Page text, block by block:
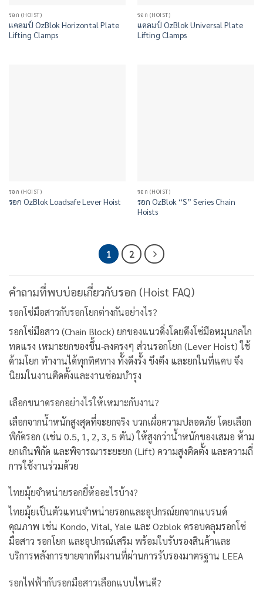
รอก (HOIST)
แคลมป์ OzBlok Horizontal Plate
Lifting Clamps
รอก (HOIST)
แคลมป์ OzBlok Universal Plate
Lifting Clamps
รอก (HOIST)
รอก OzBlok Loadsafe Lever Hoist
รอก (HOIST)
รอก OzBlok “S” Series Chain
Hoists
1 2
คำถามที่พบบ่อยเกี่ยวกับรอก (Hoist FAQ)
รอกโซ่มือสาวกับรอกโยกต่างกันอย่างไร?
รอกโซ่มือสาว (Chain Block) ยกของแนวดิ่งโดยดึงโซ่มือหมุนกลไก
ทดแรง เหมาะยกของขึ้น-ลงตรงๆ ส่วนรอกโยก (Lever Hoist) ใช้
ด้ามโยก ทำงานได้ทุกทิศทาง ทั้งดึงรั้ง ขึงตึง และยกในที่แคบ จึง
นิยมในงานติดตั้งและงานซ่อมบำรุง
เลือกขนาดรอกอย่างไรให้เหมาะกับงาน?
เลือกจากน้ำหนักสูงสุดที่จะยกจริง บวกเผื่อความปลอดภัย โดยเลือก
พิกัดรอก (เช่น 0.5, 1, 2, 3, 5 ตัน) ให้สูงกว่าน้ำหนักของเสมอ ห้าม
ยกเกินพิกัด และพิจารณาระยะยก (Lift) ความสูงติดตั้ง และความถี่
การใช้งานร่วมด้วย
ไทยมุ้ยจำหน่ายรอกยี่ห้ออะไรบ้าง?
ไทยมุ้ยเป็นตัวแทนจำหน่ายรอกและอุปกรณ์ยกจากแบรนด์
คุณภาพ เช่น Kondo, Vital, Yale และ Ozblok ครอบคลุมรอกโซ่
มือสาว รอกโยก และอุปกรณ์เสริม พร้อมใบรับรองสินค้าและ
บริการหลังการขายจากทีมงานที่ผ่านการรับรองมาตรฐาน LEEA
รอกไฟฟ้ากับรอกมือสาวเลือกแบบไหนดี?